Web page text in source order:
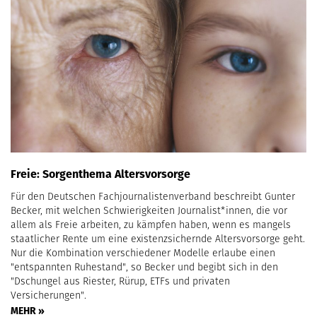
Freie: Sorgenthema Altersvorsorge
Für den Deutschen Fachjournalistenverband beschreibt Gunter
Becker, mit welchen Schwierigkeiten Journalist*innen, die vor
allem als Freie arbeiten, zu kämpfen haben, wenn es mangels
staatlicher Rente um eine existenzsichernde Altersvorsorge geht.
Nur die Kombination verschiedener Modelle erlaube einen
"entspannten Ruhestand", so Becker und begibt sich in den
"Dschungel aus Riester, Rürup, ETFs und privaten
Versicherungen".
MEHR »